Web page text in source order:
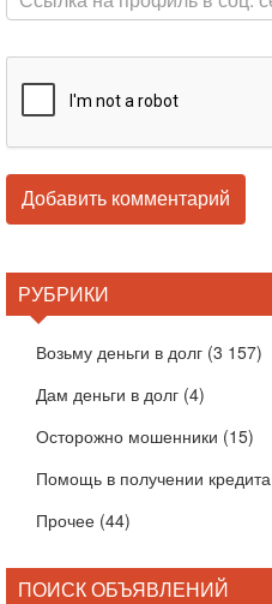
РУБРИКИ
Возьму деньги в долг (3 157)
Дам деньги в долг (4)
Осторожно мошенники (15)
Помощь в получении кредита
Прочее (44)
ПОИСК ОБЪЯВЛЕНИЙ